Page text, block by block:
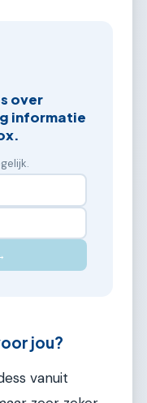
over
informatie
jou?
vanuit